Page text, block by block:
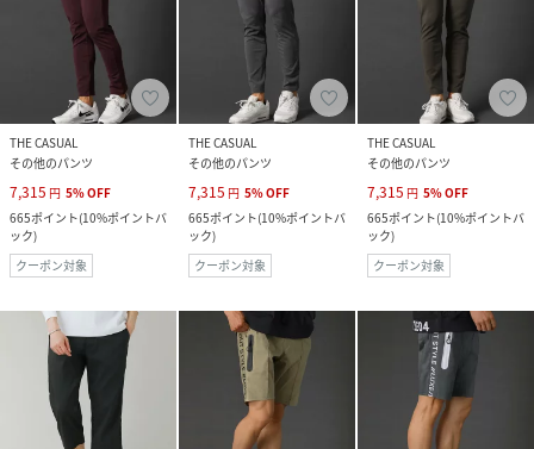
THE CASUAL
その他のパンツ
7,315 円 5%OFF
665ポイント(10%ポイントバ
ック)
クーポン対象
THE CASUAL
その他のパンツ
7,315 円 5%OFF
665ポイント(10%ポイントバ
ック)
クーポン対象
THE CASUAL
その他のパンツ
7,315 円 5%OFF
665ポイント(10%ポイントバ
ック)
クーポン対象